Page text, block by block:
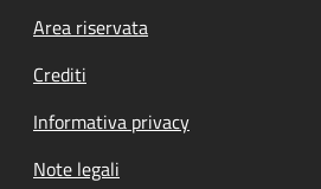
Footer menu
Area riservata
Crediti
Informativa privacy
Note legali